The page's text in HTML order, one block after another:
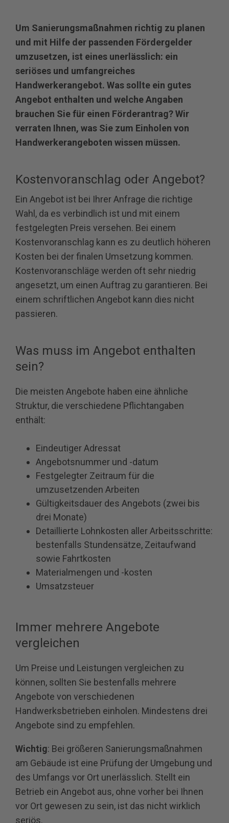
Um Sanierungsmaßnahmen richtig zu planen
und mit Hilfe der passenden Fördergelder
umzusetzen, ist eines unerlässlich: ein
seriöses und umfangreiches
Handwerkerangebot. Was sollte ein gutes
Angebot enthalten und welche Angaben
brauchen Sie für einen Förderantrag? Wir
verraten Ihnen, was Sie zum Einholen von
Handwerkerangeboten wissen müssen.
Kostenvoranschlag oder Angebot?
Ein Angebot ist bei Ihrer Anfrage die richtige
Wahl, da es verbindlich ist und mit einem
festgelegten Preis versehen. Bei einem
Kostenvoranschlag kann es zu deutlich höheren
Kosten bei der finalen Umsetzung kommen.
Kostenvoranschläge werden oft sehr niedrig
angesetzt, um einen Auftrag zu garantieren. Bei
einem schriftlichen Angebot kann dies nicht
passieren.
Was muss im Angebot enthalten
sein?
Die meisten Angebote haben eine ähnliche
Struktur, die verschiedene Pflichtangaben
enthält:
Eindeutiger Adressat
Angebotsnummer und -datum
Festgelegter Zeitraum für die
umzusetzenden Arbeiten
Gültigkeitsdauer des Angebots (zwei bis
drei Monate)
Detaillierte Lohnkosten aller Arbeitsschritte:
bestenfalls Stundensätze, Zeitaufwand
sowie Fahrtkosten
Materialmengen und -kosten
Umsatzsteuer
Immer mehrere Angebote
vergleichen
Um Preise und Leistungen vergleichen zu
können, sollten Sie bestenfalls mehrere
Angebote von verschiedenen
Handwerksbetrieben einholen. Mindestens drei
Angebote sind zu empfehlen.
Wichtig: Bei größeren Sanierungsmaßnahmen
am Gebäude ist eine Prüfung der Umgebung und
des Umfangs vor Ort unerlässlich. Stellt ein
Betrieb ein Angebot aus, ohne vorher bei Ihnen
vor Ort gewesen zu sein, ist das nicht wirklich
seriös.